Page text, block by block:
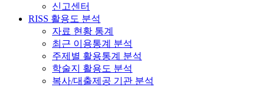
신고센터
RISS 활용도 분석
자료 현황 통계
최근 이용통계 분석
주제별 활용통계 분석
학술지 활용도 분석
복사/대출제공 기관 분석